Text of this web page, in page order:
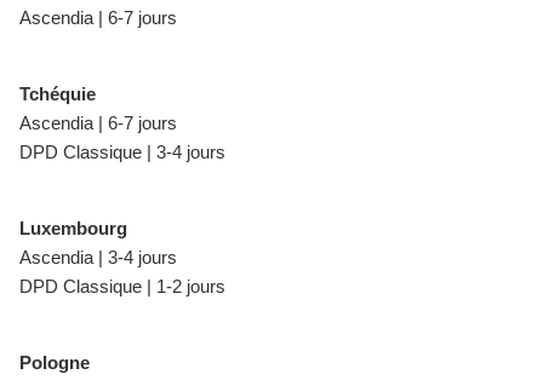
Ascendia | 6-7 jours
Tchéquie
Ascendia | 6-7 jours
DPD Classique | 3-4 jours
Luxembourg
Ascendia | 3-4 jours
DPD Classique | 1-2 jours
Pologne